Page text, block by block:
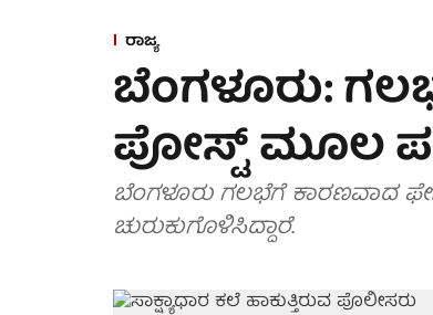
ರಾಜ್ಯ
ಬೆಂಗಳೂರು:
ಪೋಸ್ಟ್ ಮೂಲ
ಬೆಂಗಳೂರು ಗಲಭೆಗೆ ಕಾರಣವಾದ
ಚುರುಕುಗೊಳಿಸಿದ್ದಾರೆ.